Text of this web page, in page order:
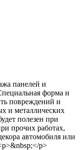
панелей и
форма и
повреждений и
и металлических
полезен при
прочих работах,
автомобиля или
p>